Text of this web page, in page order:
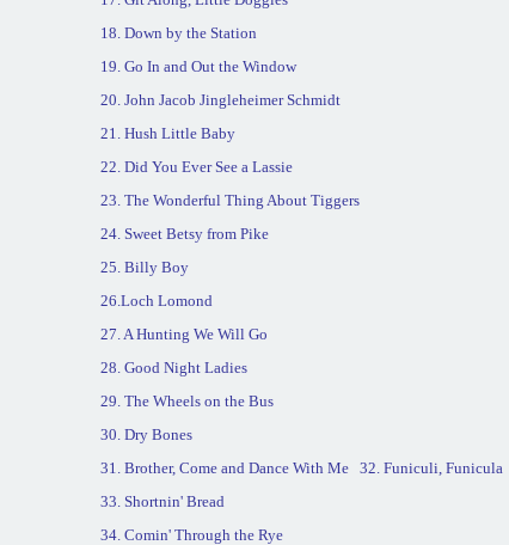
18. Down by the Station
19. Go In and Out the Window
20. John Jacob Jingleheimer Schmidt
21. Hush Little Baby
22. Did You Ever See a Lassie
23. The Wonderful Thing About Tiggers
24. Sweet Betsy from Pike
25. Billy Boy
26.Loch Lomond
27. A Hunting We Will Go
28. Good Night Ladies
29. The Wheels on the Bus
30. Dry Bones
31. Brother, Come and Dance With Me 32. Funiculi, Funicula
33. Shortnin' Bread
34. Comin' Through the Rye